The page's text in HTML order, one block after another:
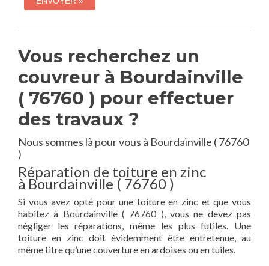
Vous recherchez un
couvreur à Bourdainville
( 76760 ) pour effectuer
des travaux ?
Nous sommes là pour vous à Bourdainville ( 76760
)
Réparation de toiture en zinc
à Bourdainville ( 76760 )
Si vous avez opté pour une toiture en zinc et que vous
habitez à Bourdainville ( 76760 ), vous ne devez pas
négliger les réparations, même les plus futiles. Une
toiture en zinc doit évidemment être entretenue, au
même titre qu’une couverture en ardoises ou en tuiles.